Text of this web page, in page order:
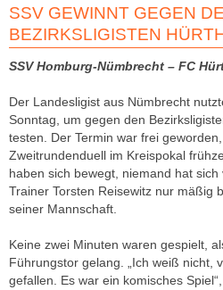
SSV GEWINNT GEGEN
BEZIRKSLIGISTEN
SSV Homburg-Nümbrecht – FC
Der Landesligist aus Nümbrecht
Sonntag, um gegen den
testen. Der Termin war frei
Zweitrundenduell im Kreispokal
haben sich bewegt, niemand hat sich
Trainer Torsten Reisewitz nur mäßig
seiner Mannschaft.
Keine zwei Minuten waren gespielt,
Führungstor gelang. „Ich weiß nicht,
gefallen. Es war ein komisches